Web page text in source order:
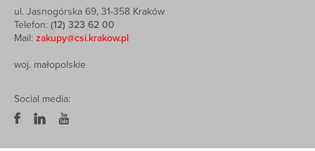
ul. Jasnogórska 69, 31-358 Kraków
Telefon: (12) 323 62 00
Mail: zakupy@csi.krakow.pl
woj. małopolskie
Social media: